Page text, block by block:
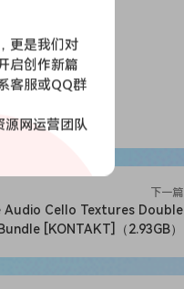
虚拟多振荡器 Juno 的音
。
完整音色，还采样了从
imitations – the goal
new – a contemporary
下一篇
Audio Cello Textures Double
[KONTAKT]（2.93GB）
更是我们对
启创作新篇
客服或QQ群
源网运营团队